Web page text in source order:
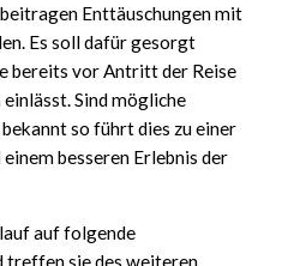
Enttäuschungen mit
Es soll dafür gesorgt
bereits vor Antritt der Reise
Sind mögliche
so führt dies zu einer
besseren Erlebnis der
auf folgende
treffen sie des weiteren